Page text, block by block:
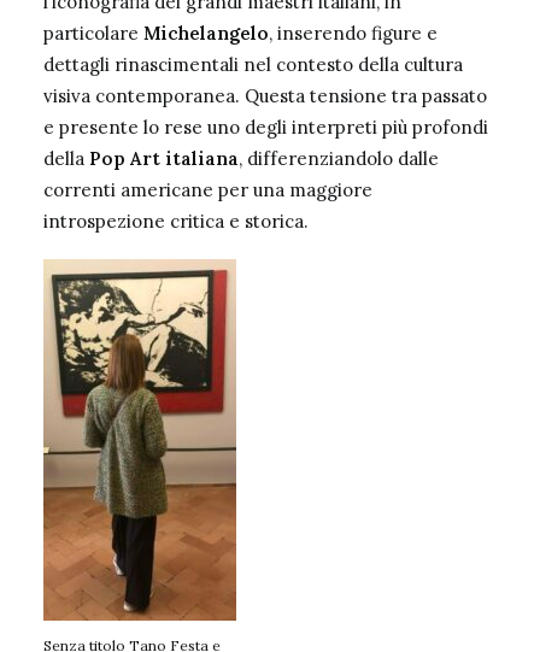
particolare Michelangelo, inserendo figure e
dettagli rinascimentali nel contesto della cultura
visiva contemporanea. Questa tensione tra passato
e presente lo rese uno degli interpreti più profondi
della Pop Art italiana, differenziandolo dalle
correnti americane per una maggiore
introspezione critica e storica.
Senza titolo Tano Festa e